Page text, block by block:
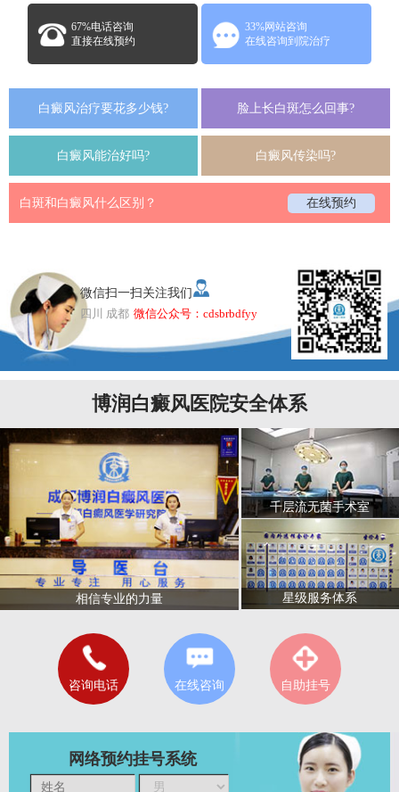
67%电话咨询
直接在线预约
33%网站咨询
在线咨询到院治疗
白癜风治疗要花多少钱? 脸上长白斑怎么回事?
白癜风能治好吗? 白癜风传染吗?
白斑和白癜风什么区别？ 在线预约
微信扫一扫关注我们
四川 成都 微信公众号：cdsbrbdfyy
博润白癜风医院安全体系
相信专业的力量
千层流无菌手术室
星级服务体系
咨询电话 在线咨询 自助挂号
网络预约挂号系统